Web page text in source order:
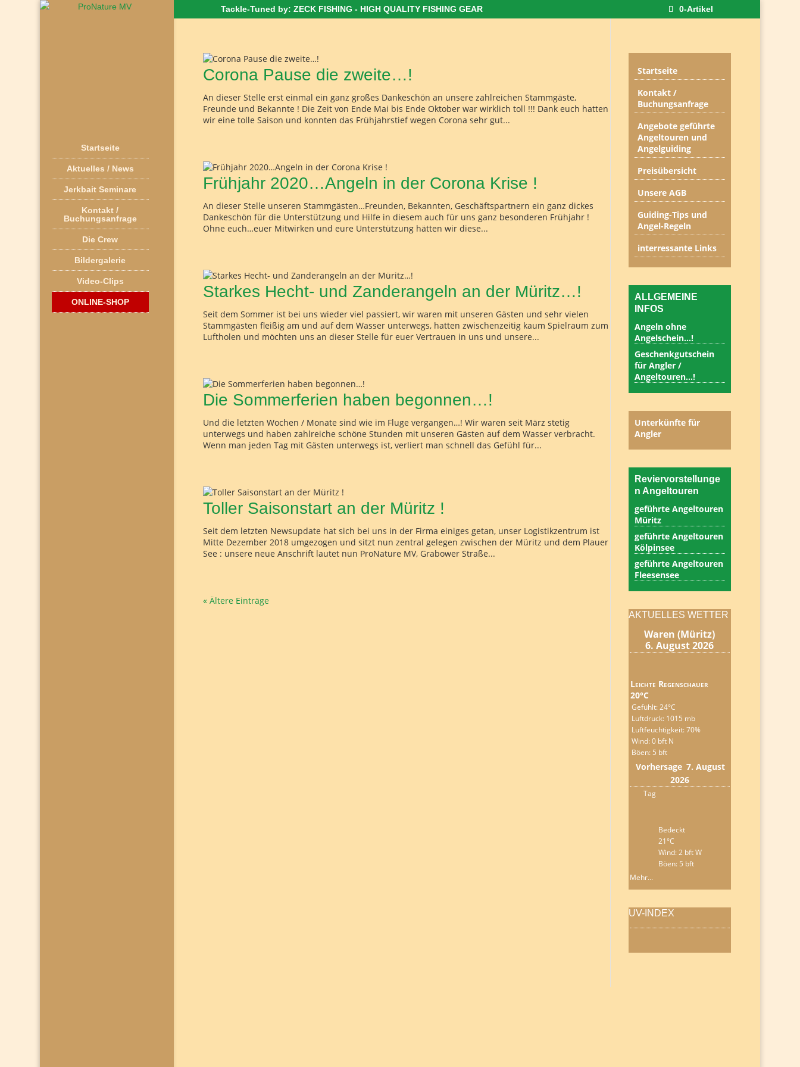
Tackle-Tuned by: ZECK FISHING - HIGH QUALITY FISHING GEAR 0-Artikel
Startseite
Aktuelles / News
Jerkbait Seminare
Kontakt /
Buchungsanfrage
Die Crew
Bildergalerie
Video-Clips
ONLINE-SHOP
Corona Pause die zweite…!
An dieser Stelle erst einmal ein ganz großes Dankeschön an unsere zahlreichen Stammgäste,
Freunde und Bekannte ! Die Zeit von Ende Mai bis Ende Oktober war wirklich toll !!! Dank euch hatten
wir eine tolle Saison und konnten das Frühjahrstief wegen Corona sehr gut...
Frühjahr 2020…Angeln in der Corona Krise !
An dieser Stelle unseren Stammgästen…Freunden, Bekannten, Geschäftspartnern ein ganz dickes
Dankeschön für die Unterstützung und Hilfe in diesem auch für uns ganz besonderen Frühjahr !
Ohne euch…euer Mitwirken und eure Unterstützung hätten wir diese...
Starkes Hecht- und Zanderangeln an der Müritz…!
Seit dem Sommer ist bei uns wieder viel passiert, wir waren mit unseren Gästen und sehr vielen
Stammgästen fleißig am und auf dem Wasser unterwegs, hatten zwischenzeitig kaum Spielraum zum
Luftholen und möchten uns an dieser Stelle für euer Vertrauen in uns und unsere...
Die Sommerferien haben begonnen…!
Und die letzten Wochen / Monate sind wie im Fluge vergangen…! Wir waren seit März stetig
unterwegs und haben zahlreiche schöne Stunden mit unseren Gästen auf dem Wasser verbracht.
Wenn man jeden Tag mit Gästen unterwegs ist, verliert man schnell das Gefühl für...
Toller Saisonstart an der Müritz !
Seit dem letzten Newsupdate hat sich bei uns in der Firma einiges getan, unser Logistikzentrum ist
Mitte Dezember 2018 umgezogen und sitzt nun zentral gelegen zwischen der Müritz und dem Plauer
See : unsere neue Anschrift lautet nun ProNature MV, Grabower Straße...
« Ältere Einträge
Startseite
Kontakt /
Buchungsanfrage
Angebote geführte
Angeltouren und
Angelguiding
Preisübersicht
Unsere AGB
Guiding-Tips und
Angel-Regeln
interressante Links
ALLGEMEINE
INFOS
Angeln ohne
Angelschein…!
Geschenkgutschein
für Angler /
Angeltouren…!
Unterkünfte für
Angler
Reviervorstellunge
n Angeltouren
geführte Angeltouren
Müritz
geführte Angeltouren
Kölpinsee
geführte Angeltouren
Fleesensee
AKTUELLES WETTER
Waren (Müritz)
6. August 2026
Leichte Regenschauer
20°C
Gefühlt: 24°C
Luftdruck: 1015 mb
Luftfeuchtigkeit: 70%
Wind: 0 bft N
Böen: 5 bft
Vorhersage 7. August
2026
Tag
Bedeckt
21°C
Wind: 2 bft W
Böen: 5 bft
Mehr...
UV-INDEX